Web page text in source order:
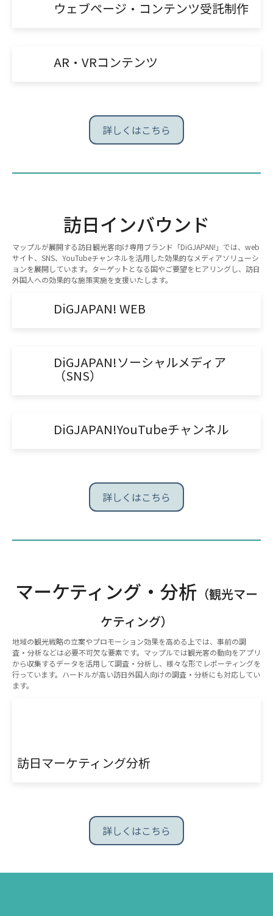
ウェブページ・コンテンツ受託制作
AR・VRコンテンツ
詳しくはこちら
訪日インバウンド
マップルが展開する訪日観光客向け専用ブランド「DiGJAPAN!」では、web
サイト、SNS、YouTubeチャンネルを活用した効果的なメディアソリューシ
ョンを展開しています。ターゲットとなる国やご要望をヒアリングし、訪日
外国人への効果的な施策実施を支援いたします。
DiGJAPAN! WEB
DiGJAPAN!ソーシャルメディア
（SNS）
DiGJAPAN!YouTubeチャンネル
詳しくはこちら
マーケティング・分析 （観光マー
ケティング）
地域の観光戦略の立案やプロモーション効果を高める上では、事前の調
査・分析などは必要不可欠な要素です。マップルでは観光客の動向をアプリ
から収集するデータを活用して調査・分析し、様々な形でレポーティングを
行っています。ハードルが高い訪日外国人向けの調査・分析にも対応してい
ます。
訪日マーケティング分析
詳しくはこちら